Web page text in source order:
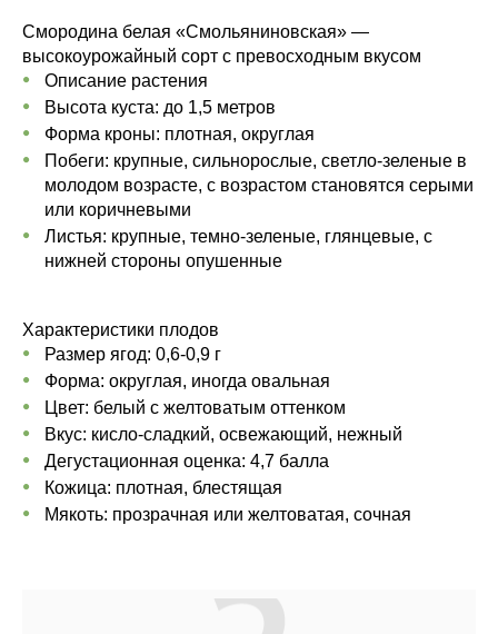
Смородина белая «Смольяниновская» —
высокоурожайный сорт с превосходным вкусом
Описание растения
Высота куста: до 1,5 метров
Форма кроны: плотная, округлая
Побеги: крупные, сильнорослые, светло-зеленые в
молодом возрасте, с возрастом становятся серыми
или коричневыми
Листья: крупные, темно-зеленые, глянцевые, с
нижней стороны опушенные
Характеристики плодов
Размер ягод: 0,6-0,9 г
Форма: округлая, иногда овальная
Цвет: белый с желтоватым оттенком
Вкус: кисло-сладкий, освежающий, нежный
Дегустационная оценка: 4,7 балла
Кожица: плотная, блестящая
Мякоть: прозрачная или желтоватая, сочная